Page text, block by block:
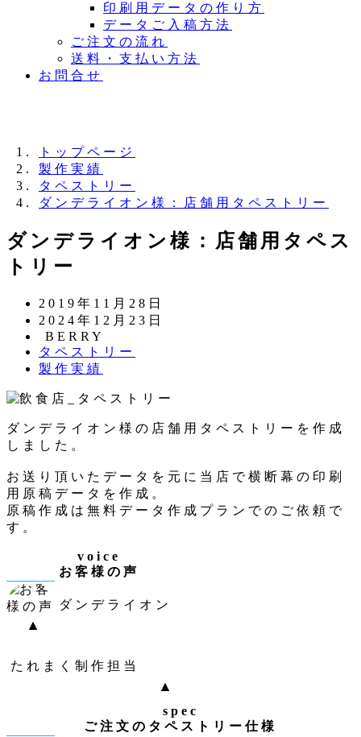
印刷用データの作り方
データご入稿方法
ご注文の流れ
送料・支払い方法
お問合せ
トップページ
製作実績
タペストリー
ダンデライオン様：店舗用タペストリー
ダンデライオン様：店舗用タペス
トリー
投
稿
日
2019年11月28日
更
新
日
2024年12月23日
著
者
BERRY
カ
テ
リ
タペストリー
カ
ゴ
ー
製作実績
ダンデライオン様の店舗用タペストリーを作成
しました。
お送り頂いたデータを元に当店で横断幕の印刷
用原稿データを作成。
原稿作成は無料データ作成プランでのご依頼で
す。
voice
お客様の声
ダンデライオン
たれまく制作担当
spec
ご注文のタペストリー仕様